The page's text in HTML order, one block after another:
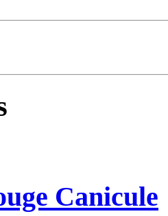
Canicule